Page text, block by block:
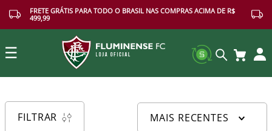
FRETE GRÁTIS PARA TODO O BRASIL NAS COMPRAS ACIMA DE R$
499,99
☰
FILTRAR MAIS RECENTES